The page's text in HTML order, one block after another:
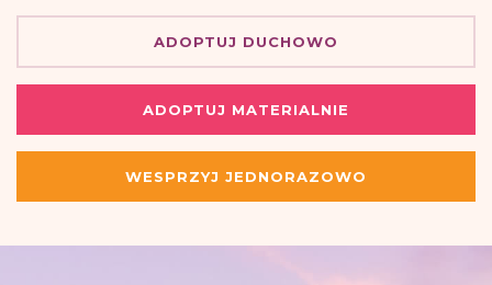
ADOPTUJ DUCHOWO
ADOPTUJ MATERIALNIE
WESPRZYJ JEDNORAZOWO